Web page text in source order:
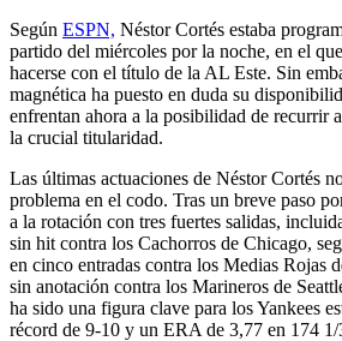
Según ESPN, Néstor Cortés estaba
partido del miércoles por la noche, en el
hacerse con el título de la AL Este. Sin
magnética ha puesto en duda su
enfrentan ahora a la posibilidad de recurrir
la crucial titularidad.
Las últimas actuaciones de Néstor Cortés
problema en el codo. Tras un breve paso
a la rotación con tres fuertes salidas,
sin hit contra los Cachorros de Chicago,
en cinco entradas contra los Medias Rojas
sin anotación contra los Marineros de
ha sido una figura clave para los Yankees
récord de 9-10 y un ERA de 3,77 en 174 1/